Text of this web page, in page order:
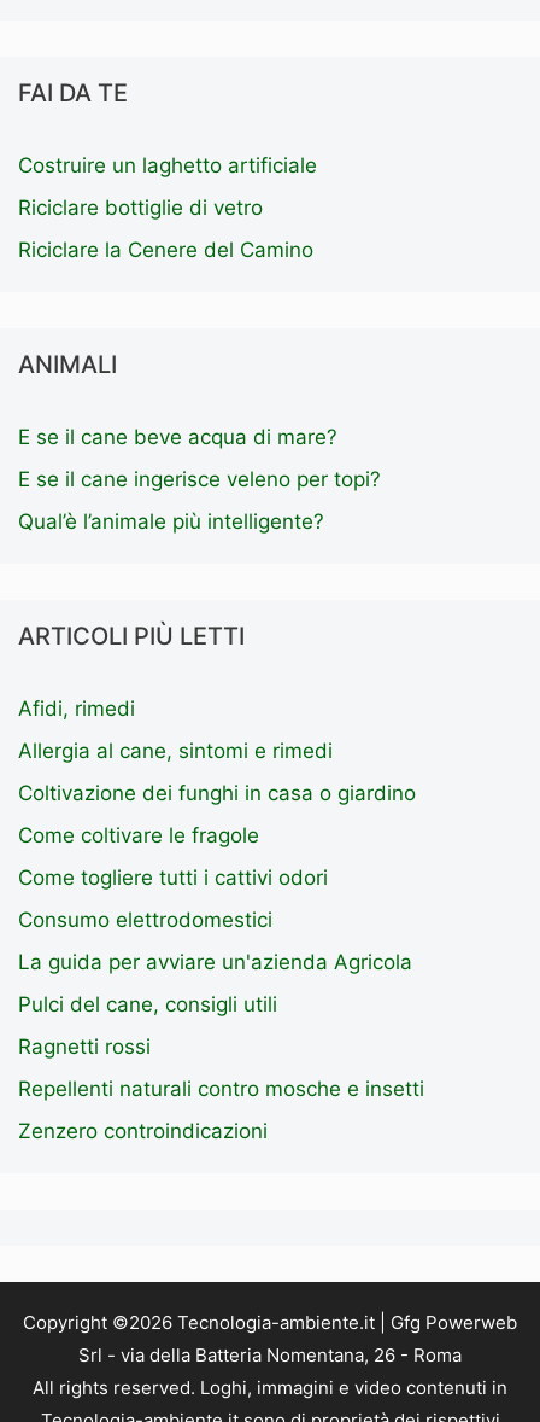
FAI DA TE
Costruire un laghetto artificiale
Riciclare bottiglie di vetro
Riciclare la Cenere del Camino
ANIMALI
E se il cane beve acqua di mare?
E se il cane ingerisce veleno per topi?
Qual’è l’animale più intelligente?
ARTICOLI PIÙ LETTI
Afidi, rimedi
Allergia al cane, sintomi e rimedi
Coltivazione dei funghi in casa o giardino
Come coltivare le fragole
Come togliere tutti i cattivi odori
Consumo elettrodomestici
La guida per avviare un'azienda Agricola
Pulci del cane, consigli utili
Ragnetti rossi
Repellenti naturali contro mosche e insetti
Zenzero controindicazioni
Copyright ©2026 Tecnologia-ambiente.it | Gfg Powerweb
Srl - via della Batteria Nomentana, 26 - Roma
All rights reserved. Loghi, immagini e video contenuti in